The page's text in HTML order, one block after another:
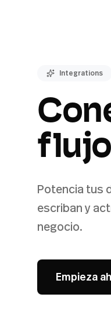
Integrations
Potencia tus
escriban y
negocio.
Empieza